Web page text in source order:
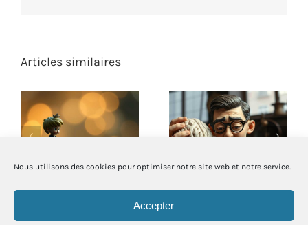
Nous utilisons des cookies pour optimiser notre site web et notre service.
Accepter
Articles similaires
L’utilité des
sensibles
Quand Taylor
manière de penser